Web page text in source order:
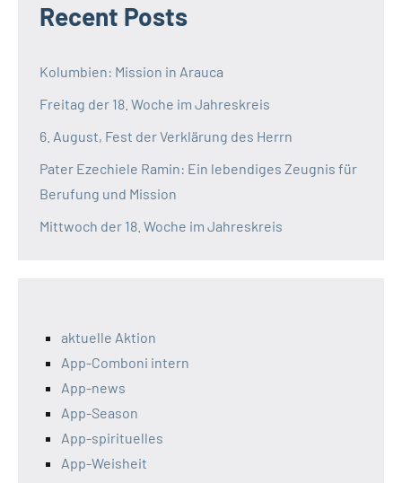
Recent Posts
Kolumbien: Mission in Arauca
Freitag der 18. Woche im Jahreskreis
6. August, Fest der Verklärung des Herrn
Pater Ezechiele Ramin: Ein lebendiges Zeugnis für
Berufung und Mission
Mittwoch der 18. Woche im Jahreskreis
aktuelle Aktion
App-Comboni intern
App-news
App-Season
App-spirituelles
App-Weisheit